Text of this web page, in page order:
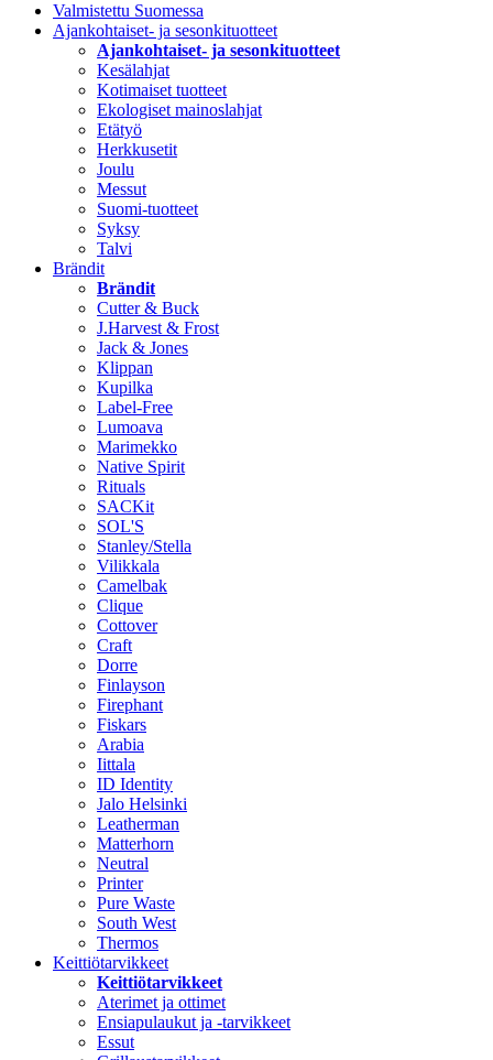
Valmistettu Suomessa
Ajankohtaiset- ja sesonkituotteet
Ajankohtaiset- ja sesonkituotteet
Kesälahjat
Kotimaiset tuotteet
Ekologiset mainoslahjat
Etätyö
Herkkusetit
Joulu
Messut
Suomi-tuotteet
Syksy
Talvi
Brändit
Brändit
Cutter & Buck
J.Harvest & Frost
Jack & Jones
Klippan
Kupilka
Label-Free
Lumoava
Marimekko
Native Spirit
Rituals
SACKit
SOL'S
Stanley/Stella
Vilikkala
Camelbak
Clique
Cottover
Craft
Dorre
Finlayson
Firephant
Fiskars
Arabia
Iittala
ID Identity
Jalo Helsinki
Leatherman
Matterhorn
Neutral
Printer
Pure Waste
South West
Thermos
Keittiötarvikkeet
Keittiötarvikkeet
Aterimet ja ottimet
Ensiapulaukut ja -tarvikkeet
Essut